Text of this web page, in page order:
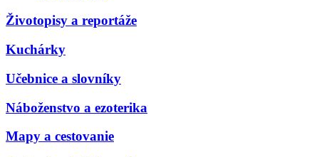
Životopisy a reportáže
Kuchárky
Učebnice a slovníky
Náboženstvo a ezoterika
Mapy a cestovanie